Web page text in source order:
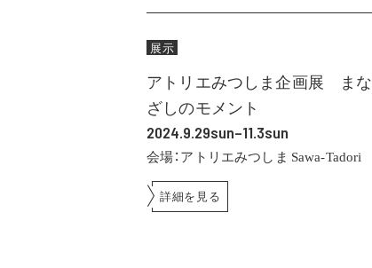
展示
アトリエみつしま企画展 まな
ざしのモメント
2024.9.29sun–11.3sun
会場：アトリエみつしま Sawa-Tadori
詳細を見る